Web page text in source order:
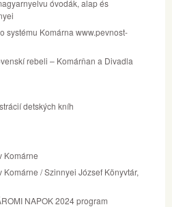
óvodák, alap és
systému Komárna www.pevnost-
rebeli – Komárňan a Divadla
detských kníh
Komárne
/ Szinnyei József Könyvtár,
NAPOK 2024 program